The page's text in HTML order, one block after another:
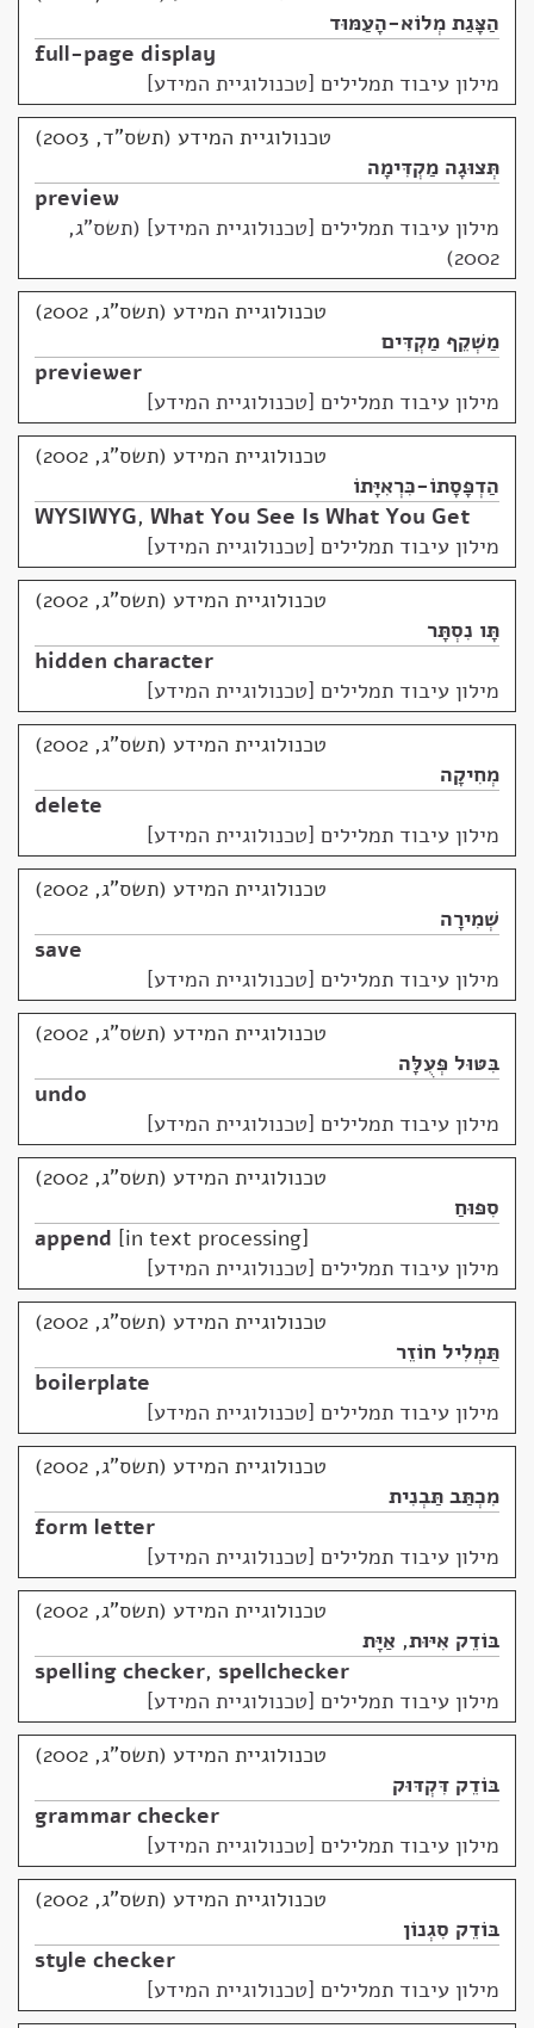
הַצָּגַת מְלוֹא-הָעַמּוּד
full-page display
מילון עיבוד תמלילים [טכנולוגיית המידע]
טכנולוגיית המידע (תשס"ד, 2003)
תְּצוּגָה מַקְדִּימָה
preview
מילון עיבוד תמלילים [טכנולוגיית המידע] (תשס"ג,
2002)
טכנולוגיית המידע (תשס"ג, 2002)
מַשְׁקֵף מַקְדִּים
previewer
מילון עיבוד תמלילים [טכנולוגיית המידע]
טכנולוגיית המידע (תשס"ג, 2002)
הַדְפָּסָתוֹ-כִּרְאִיָּתוֹ
WYSIWYG, What You See Is What You Get
מילון עיבוד תמלילים [טכנולוגיית המידע]
טכנולוגיית המידע (תשס"ג, 2002)
תָּו נִסְתָּר
hidden character
מילון עיבוד תמלילים [טכנולוגיית המידע]
טכנולוגיית המידע (תשס"ג, 2002)
מְחִיקָה
delete
מילון עיבוד תמלילים [טכנולוגיית המידע]
טכנולוגיית המידע (תשס"ג, 2002)
שְׁמִירָה
save
מילון עיבוד תמלילים [טכנולוגיית המידע]
טכנולוגיית המידע (תשס"ג, 2002)
בִּטּוּל פְּעֻלָּה
undo
מילון עיבוד תמלילים [טכנולוגיית המידע]
טכנולוגיית המידע (תשס"ג, 2002)
סִפּוּחַ
append in text processing
מילון עיבוד תמלילים [טכנולוגיית המידע]
טכנולוגיית המידע (תשס"ג, 2002)
תַּמְלִיל חוֹזֵר
boilerplate
מילון עיבוד תמלילים [טכנולוגיית המידע]
טכנולוגיית המידע (תשס"ג, 2002)
מִכְתַּב תַּבְנִית
form letter
מילון עיבוד תמלילים [טכנולוגיית המידע]
טכנולוגיית המידע (תשס"ג, 2002)
בּוֹדֵק אִיּוּת, אַיָּת
spelling checker, spellchecker
מילון עיבוד תמלילים [טכנולוגיית המידע]
טכנולוגיית המידע (תשס"ג, 2002)
בּוֹדֵק דִּקְדּוּק
grammar checker
מילון עיבוד תמלילים [טכנולוגיית המידע]
טכנולוגיית המידע (תשס"ג, 2002)
בּוֹדֵק סִגְנוֹן
style checker
מילון עיבוד תמלילים [טכנולוגיית המידע]